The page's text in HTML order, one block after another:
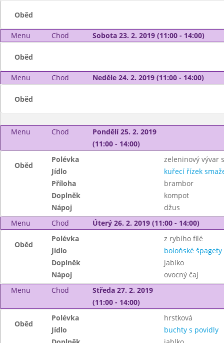
Oběd
Menu Chod Sobota 23. 2. 2019 (11:00 - 14:00)
Oběd
Menu Chod Neděle 24. 2. 2019 (11:00 - 14:00)
Oběd
Menu Chod
Pondělí 25. 2. 2019
(11:00 - 14:00)
Oběd
Polévka
zeleninový vývar
Jídlo
kuřecí řízek
Příloha
brambor
Doplněk
kompot
Nápoj
džus
Menu
Chod Úterý 26. 2. 2019 (11:00 - 14:00)
Oběd
Polévka
z rybího filé
Jídlo
boloňské špagety
Doplněk
jablko
Nápoj
ovocný čaj
Menu
Chod
Středa 27. 2. 2019
(11:00 - 14:00)
Oběd
Polévka
hrstková
Jídlo
buchty s povidly